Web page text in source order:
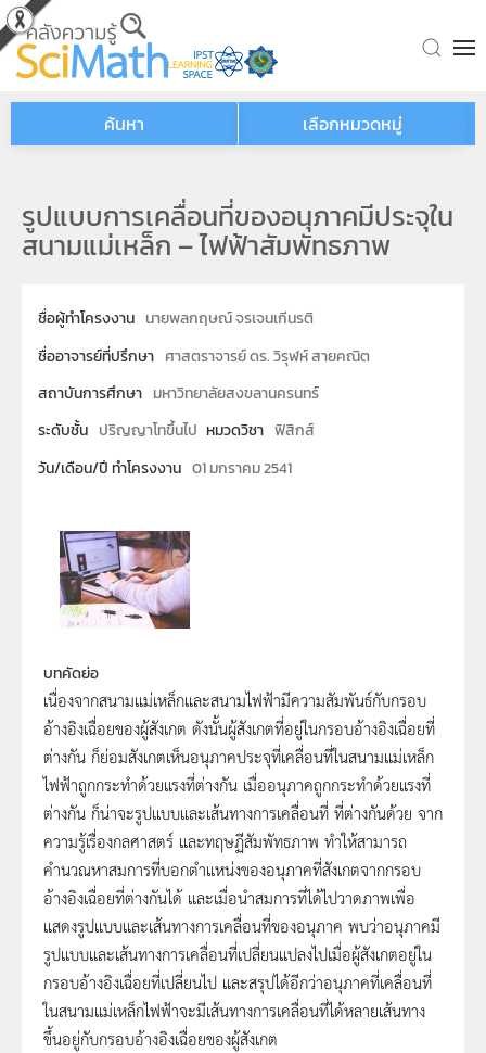
Skip to main content
ค้นหา เลือกหมวดหมู่
รูปแบบการเคลื่อนที่ของอนุภาคมีประจุใน
สนามแม่เหล็ก – ไฟฟ้าสัมพัทธภาพ
ชื่อผู้ทำโครงงาน นายพลกฤษณ์ จรเจนเกีนรติ
ชื่ออาจารย์ที่ปรึกษา ศาสตราจารย์ ดร. วิรุฬห์ สายคณิต
สถาบันการศึกษา มหาวิทยาลัยสงขลานครนทร์
ระดับชั้น ปริญญาโทขึ้นไป หมวดวิชา ฟิสิกส์
วัน/เดือน/ปี ทำโครงงาน 01 มกราคม 2541
บทคัดย่อ
เนื่องจากสนามแม่เหล็กและสนามไฟฟ้ามีความสัมพันธ์กับกรอบ
อ้างอิงเฉื่อยของผู้สังเกต ดังนั้นผู้สังเกตที่อยู่ในกรอบอ้างอิงเฉื่อยที่
ต่างกัน ก็ย่อมสังเกตเห็นอนุภาคประจุที่เคลื่อนที่ในสนามแม่เหล็ก
ไฟฟ้าถูกกระทำด้วยแรงที่ต่างกัน เมื่ออนุภาคถูกกระทำด้วยแรงที่
ต่างกัน ก็น่าจะรูปแบบและเส้นทางการเคลื่อนที่ ที่ต่างกันด้วย จาก
ความรู้เรื่องกลศาสตร์ และทฤษฏีสัมพัทธภาพ ทำให้สามารถ
คำนวณหาสมการที่บอกตำแหน่งของอนุภาคที่สังเกตจากกรอบ
อ้างอิงเฉื่อยที่ต่างกันได้ และเมื่อนำสมการที่ได้ไปวาดภาพเพื่อ
แสดงรูปแบบและเส้นทางการเคลื่อนที่ของอนุภาค พบว่าอนุภาคมี
รูปแบบและเส้นทางการเคลื่อนที่เปลี่ยนแปลงไปเมื่อผู้สังเกตอยู่ใน
กรอบอ้างอิงเฉื่อยที่เปลี่ยนไป และสรุปได้อีกว่าอนุภาคที่เคลื่อนที่
ในสนามแม่เหล็กไฟฟ้าจะมีเส้นทางการเคลื่อนที่ได้หลายเส้นทาง
ขึ้นอยู่กับกรอบอ้างอิงเฉื่อยของผู้สังเกต